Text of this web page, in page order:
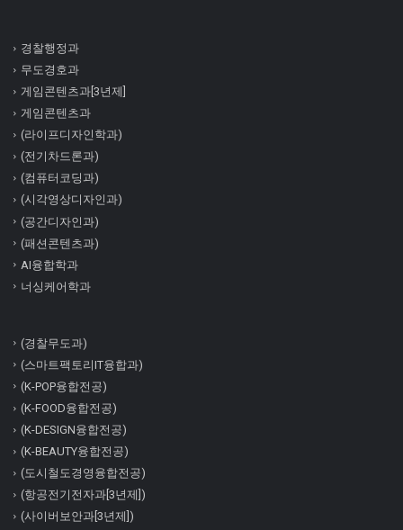
경찰행정과
무도경호과
게임콘텐츠과[3년제]
게임콘텐츠과
(라이프디자인학과)
(전기차드론과)
(컴퓨터코딩과)
(시각영상디자인과)
(공간디자인과)
(패션콘텐츠과)
AI융합학과
너싱케어학과
(경찰무도과)
(스마트팩토리IT융합과)
(K-POP융합전공)
(K-FOOD융합전공)
(K-DESIGN융합전공)
(K-BEAUTY융합전공)
(도시철도경영융합전공)
(항공전기전자과[3년제])
(사이버보안과[3년제])